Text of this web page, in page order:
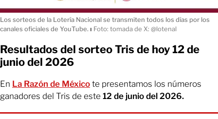
Los sorteos de la Lotería Nacional se transmiten todos los días por los
canales oficiales de YouTube. ı Foto: tomada de X: @lotenal
Resultados del sorteo Tris de hoy 12 de
junio del 2026
En La Razón de México te presentamos los números
ganadores del Tris de este 12 de junio del 2026.